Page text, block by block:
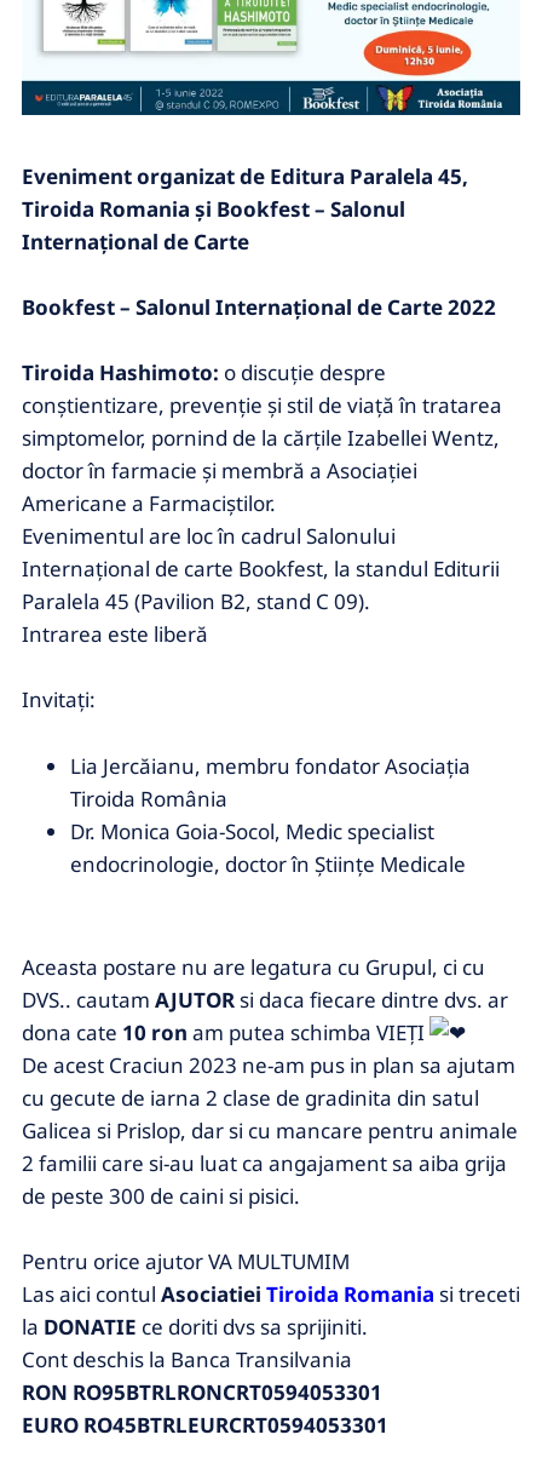
Eveniment organizat de Editura Paralela 45,
Tiroida Romania şi Bookfest – Salonul
Internațional de Carte
Bookfest – Salonul Internațional de Carte 2022
Tiroida Hashimoto: o discuție despre
conștientizare, prevenție și stil de viață în tratarea
simptomelor, pornind de la cărțile Izabellei Wentz,
doctor în farmacie şi membră a Asociaţiei
Americane a Farmaciştilor.
Evenimentul are loc în cadrul Salonului
Internațional de carte Bookfest, la standul Editurii
Paralela 45 (Pavilion B2, stand C 09).
Intrarea este liberă
Invitaţi:
Lia Jercăianu, membru fondator Asociația
Tiroida România
Dr. Monica Goia-Socol, Medic specialist
endocrinologie, doctor în Științe Medicale
Aceasta postare nu are legatura cu Grupul, ci cu
DVS.. cautam AJUTOR si daca fiecare dintre dvs. ar
dona cate 10 ron am putea schimba VIEȚI
De acest Craciun 2023 ne-am pus in plan sa ajutam
cu gecute de iarna 2 clase de gradinita din satul
Galicea si Prislop, dar si cu mancare pentru animale
2 familii care si-au luat ca angajament sa aiba grija
de peste 300 de caini si pisici.
Pentru orice ajutor VA MULTUMIM
Las aici contul Asociatiei Tiroida Romania si treceti
la DONATIE ce doriti dvs sa sprijiniti.
Cont deschis la Banca Transilvania
RON RO95BTRLRONCRT0594053301
EURO RO45BTRLEURCRT0594053301